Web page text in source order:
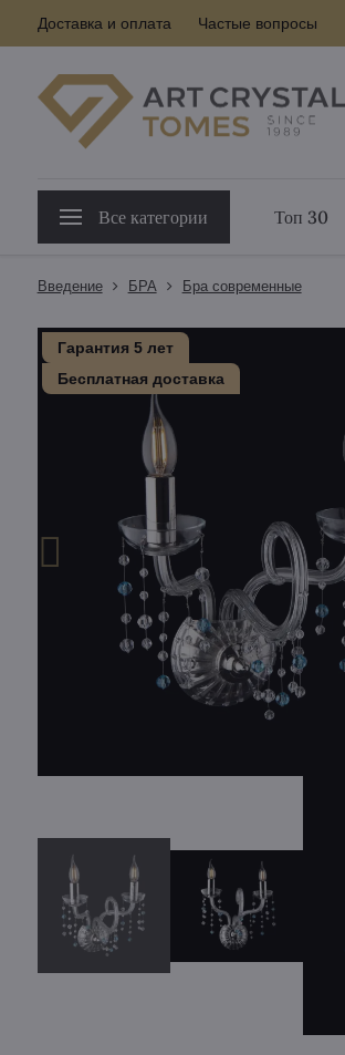
Доставка и оплата Частые вопросы
Все категории Топ 30
Введение БPA Бра современные
Гарантия 5 лет
Бесплатная доставка